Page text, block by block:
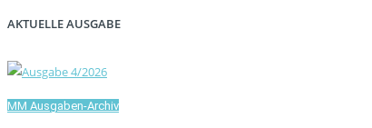
AKTUELLE AUSGABE
MM Ausgaben-Archiv